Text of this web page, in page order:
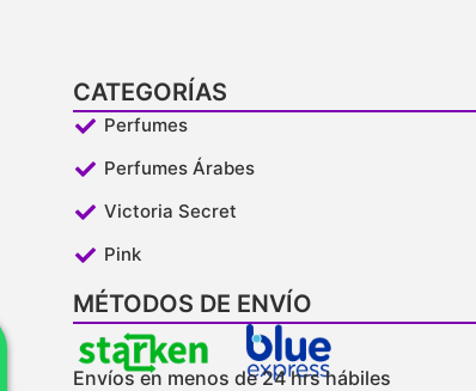
CATEGORÍAS
Perfumes
Perfumes Árabes
Victoria Secret
Pink
MÉTODOS DE ENVÍO
Envíos en menos de 24 hrs hábiles